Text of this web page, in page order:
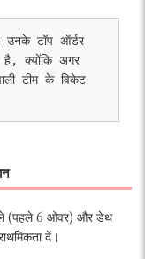
टॉप ऑर्डर
है, क्योंकि अगर
टीम के विकेट
(पहले 6 ओवर) और डेथ
दें।